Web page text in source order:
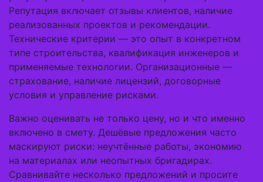
Репутация включает отзывы клиентов, наличие
реализованных проектов и рекомендации.
Технические критерии — это опыт в конкретном
типе строительства, квалификация инженеров и
применяемые технологии. Организационные —
страхование, наличие лицензий, договорные
условия и управление рисками.
Важно оценивать не только цену, но и что именно
включено в смету. Дешёвые предложения часто
маскируют риски: неучтённые работы, экономию
на материалах или неопытных бригадирах.
Сравнивайте несколько предложений и просите